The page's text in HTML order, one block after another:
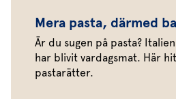
Mera pasta, därmed
Är du sugen på pasta?
har blivit vardagsmat. Här
pastarätter.